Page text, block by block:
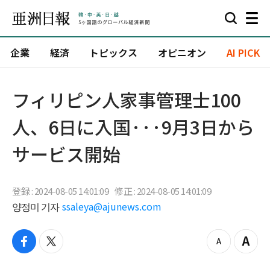
企業 経済 トピックス オピニオン AI PICK
フィリピン人家事管理士100
人、6日に入国···9月3日から
サービス開始
登録 : 2024-08-05 14:01:09 修正 : 2024-08-05 14:01:09
양정미 기자 ssaleya@ajunews.com
f
t
z
Z